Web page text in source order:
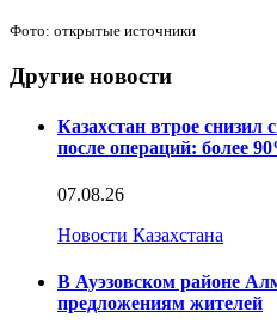
Фото: открытые источники
Другие новости
Казахстан втрое снизил
после операций: более
07.08.26
Новости Казахстана
В Ауэзовском районе
предложениям жителей